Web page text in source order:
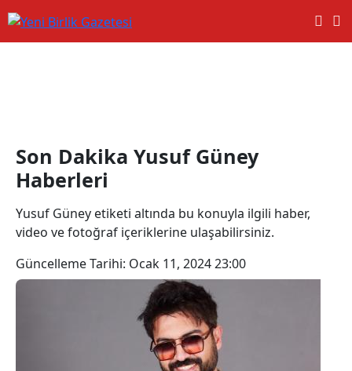
Son Dakika Yusuf Güney
Haberleri
Yusuf Güney etiketi altında bu konuyla ilgili haber,
video ve fotoğraf içeriklerine ulaşabilirsiniz.
Güncelleme Tarihi: Ocak 11, 2024 23:00